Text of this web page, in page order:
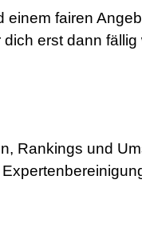
fairen
erst dann
Rankings und